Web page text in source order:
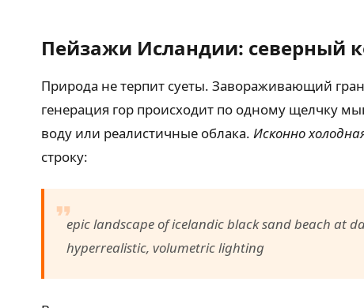
Пейзажи Исландии: северный
Природа не терпит суеты. Завораживающий
генерация гор происходит по одному щелчку
воду или реалистичные облака. Исконно
строку:
epic landscape of icelandic black sand beach at
hyperrealistic, volumetric lighting